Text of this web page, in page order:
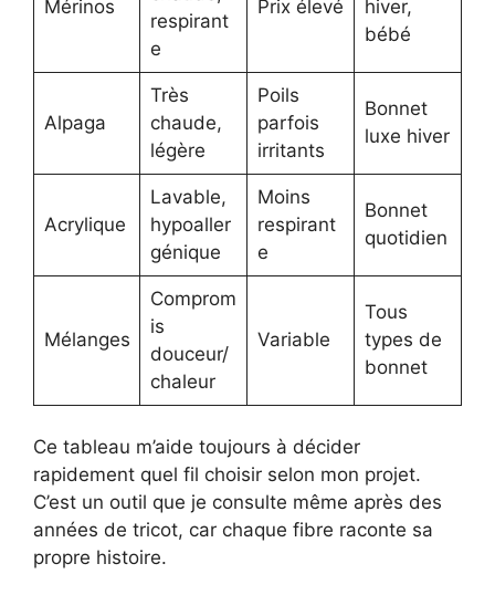
Mérinos
respirant
e
Prix élevé
hiver,
bébé
Alpaga
Très
chaude,
légère
Poils
parfois
irritants
Bonnet
luxe hiver
Acrylique
Lavable,
hypoaller
génique
Moins
respirant
e
Bonnet
quotidien
Mélanges
Comprom
is
douceur/
chaleur
Variable
Tous
types de
bonnet
Ce tableau m’aide toujours à décider
rapidement quel fil choisir selon mon projet.
C’est un outil que je consulte même après des
années de tricot, car chaque fibre raconte sa
propre histoire.